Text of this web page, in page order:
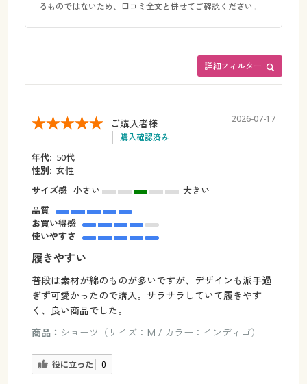
るものではないため、口コミ全文と併せてご確認ください。
詳細フィルター
ご購入者様
購入確認済み
2026-07-17
年代: 50代
性別: 女性
サイズ感 小さい
大きい
品質
お買い得感
使いやすさ
履きやすい
普段は素材が綿のものが多いですが、デザインも派手過
ぎず可愛かったので購入。サラサラしていて履きやす
く、良い商品でした。
商品： ショーツ（サイズ：M / カラー：インディゴ）
役に立った 0